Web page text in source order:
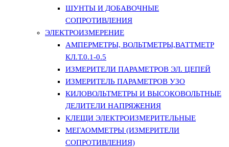
ШУНТЫ И ДОБАВОЧНЫЕ
СОПРОТИВЛЕНИЯ
ЭЛЕКТРОИЗМЕРЕНИЕ
АМПЕРМЕТРЫ, ВОЛЬТМЕТРЫ,ВАТТМЕТР
КЛ.Т.0.1-0.5
ИЗМЕРИТЕЛИ ПАРАМЕТРОВ ЭЛ. ЦЕПЕЙ
ИЗМЕРИТЕЛЬ ПАРАМЕТРОВ УЗО
КИЛОВОЛЬТМЕТРЫ И ВЫСОКОВОЛЬТНЫЕ
ДЕЛИТЕЛИ НАПРЯЖЕНИЯ
КЛЕЩИ ЭЛЕКТРОИЗМЕРИТЕЛЬНЫЕ
МЕГАОММЕТРЫ (ИЗМЕРИТЕЛИ
СОПРОТИВЛЕНИЯ)